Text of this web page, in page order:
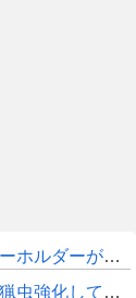
円で売ってて草
し、戦うぞ」←これ